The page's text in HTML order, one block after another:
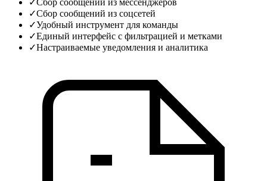
✓Сбор сообщений из соцсетей
✓Удобный инструмент для команды
✓Единый интерфейс с фильтрацией и метками
✓Настраиваемые уведомления и аналитика